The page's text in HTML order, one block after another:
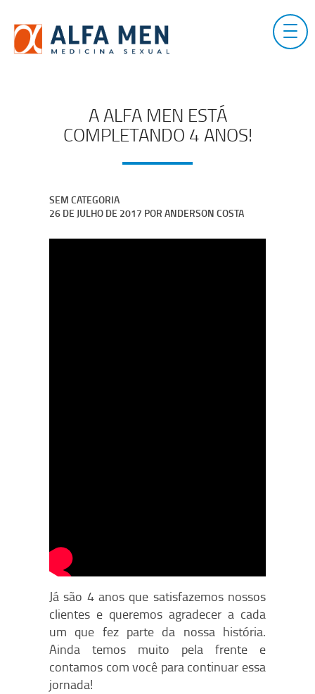
content
A ALFA MEN ESTÁ
COMPLETANDO 4 ANOS!
SEM CATEGORIA
26 DE JULHO DE 2017 POR ANDERSON COSTA
Já são 4 anos que satisfazemos nossos
clientes e queremos agradecer a cada
um que fez parte da nossa história.
Ainda temos muito pela frente e
contamos com você para continuar essa
jornada!